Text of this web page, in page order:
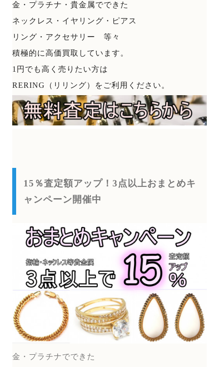
金・プラチナ・貴金属でできた
ネックレス・イヤリング・ピアス
リング・アクセサリー 等々
積極的に高価買取しています。
1円でも高く売りたい方は
RERING（リリング）をご利用ください。
15％査定額アップ！3点以上おまとめキ
ャンペーン開催中
金・プラチナでできた